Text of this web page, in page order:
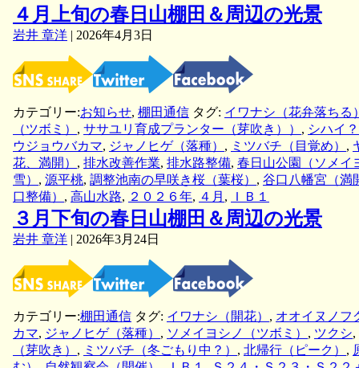
４月上旬の春日山棚田＆周辺の光景
岩井 章洋 | 2026年4月3日
カテゴリー:お知らせ, 棚田通信 タグ: イワナシ（花弁落ちる
（ツボミ） , ササユリ育成プランター（芽吹き）） , シハイ
ウジョウバカマ, ジャノヒゲ（落種） , ミツバチ（目覚め） ,
花、満開） , 排水改善作業, 排水路整備, 春日山公園（ソメイ
雪） , 源平桃, 調整池南の早咲き桜（葉桜） , 谷口八幡宮（満
口整備） , 高山水路, ２０２６年, ４月 , ＩＢ１
３月下旬の春日山棚田＆周辺の光景
岩井 章洋 | 2026年3月24日
カテゴリー:棚田通信 タグ: イワナシ（開花） , オオイヌノフ
カマ, ジャノヒゲ（落種） , ソメイヨシノ（ツボミ） , ツクシ,
（芽吹き） , ミツバチ（冬ごもり中？） , 北帰行（ピーク） ,